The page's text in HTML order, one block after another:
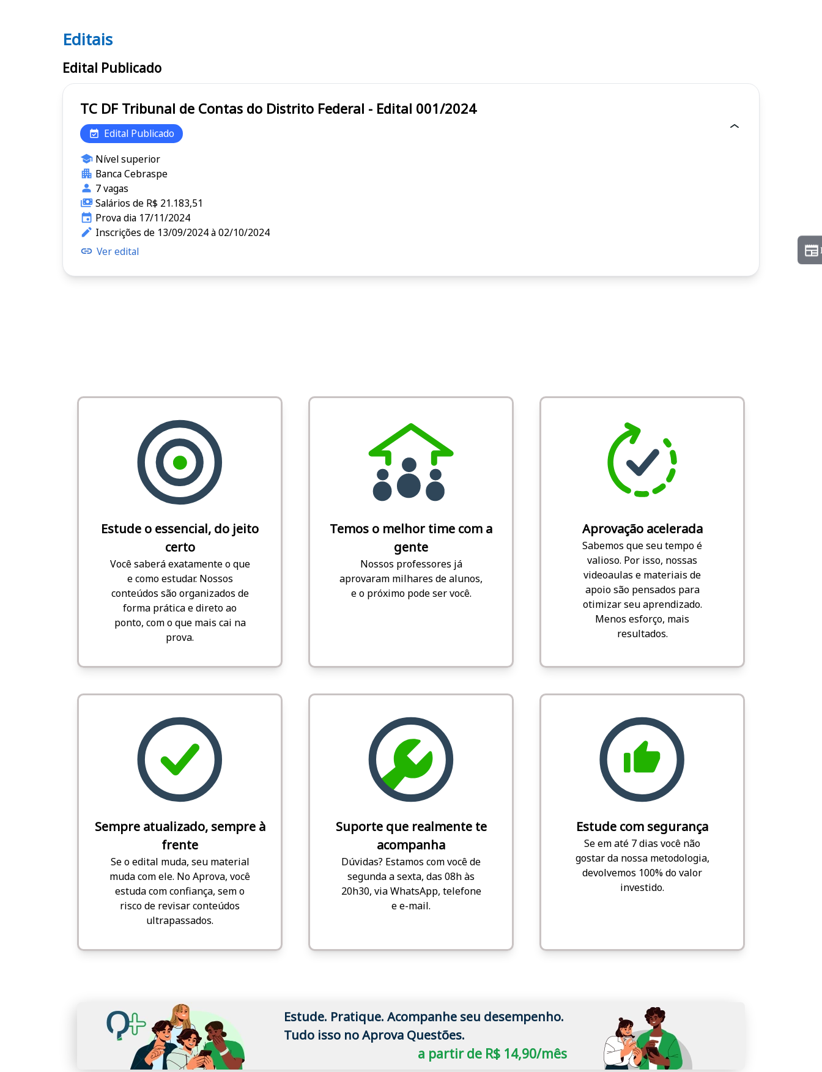
Editais TC DF
Editais
Edital Publicado
TC DF Tribunal de Contas do Distrito Federal - Edital 001/2024
Edital Publicado
Nível superior
Banca Cebraspe
7 vagas
Salários de R$ 21.183,51
Prova dia 17/11/2024
Inscrições de 13/09/2024 à 02/10/2024
Ver edital
Estude o essencial, do jeito
certo
Você saberá exatamente o que
e como estudar. Nossos
conteúdos são organizados de
forma prática e direto ao
ponto, com o que mais cai na
prova.
Temos o melhor time com a
gente
Nossos professores já
aprovaram milhares de alunos,
e o próximo pode ser você.
Aprovação acelerada
Sabemos que seu tempo é
valioso. Por isso, nossas
videoaulas e materiais de
apoio são pensados para
otimizar seu aprendizado.
Menos esforço, mais
resultados.
Sempre atualizado, sempre à
frente
Se o edital muda, seu material
muda com ele. No Aprova, você
estuda com confiança, sem o
risco de revisar conteúdos
ultrapassados.
Suporte que realmente te
acompanha
Dúvidas? Estamos com você de
segunda a sexta, das 08h às
20h30, via WhatsApp, telefone
e e-mail.
Estude com segurança
Se em até 7 dias você não
gostar da nossa metodologia,
devolvemos 100% do valor
investido.
Estude. Pratique. Acompanhe seu desempenho.
Tudo isso no Aprova Questões.
a partir de R$ 14,90/mês